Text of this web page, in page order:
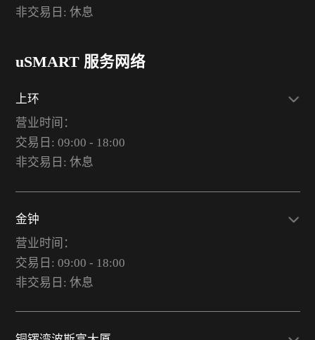
非交易日: 休息
uSMART 服务网络
上环
营业时间：
交易日: 09:00 - 18:00
非交易日: 休息
金钟
营业时间：
交易日: 09:00 - 18:00
非交易日: 休息